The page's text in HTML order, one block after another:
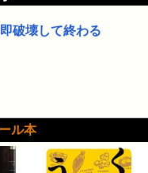
破壊して終わる
ル本